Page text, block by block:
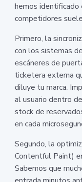
hemos
competidores
Primero, la
con los sistemas
escáneres de
ticketera externa
diluye tu marca.
al usuario dentro
stock de
en cada
Segundo, la
Contentful Paint)
Sabemos que